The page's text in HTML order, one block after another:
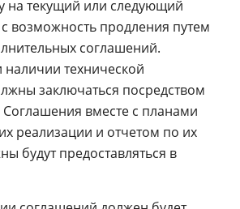
на текущий или следующий
возможность продления путем
соглашений.
технической
заключаться посредством
Соглашения вместе с планами
реализации и отчетом по их
будут предоставляться в